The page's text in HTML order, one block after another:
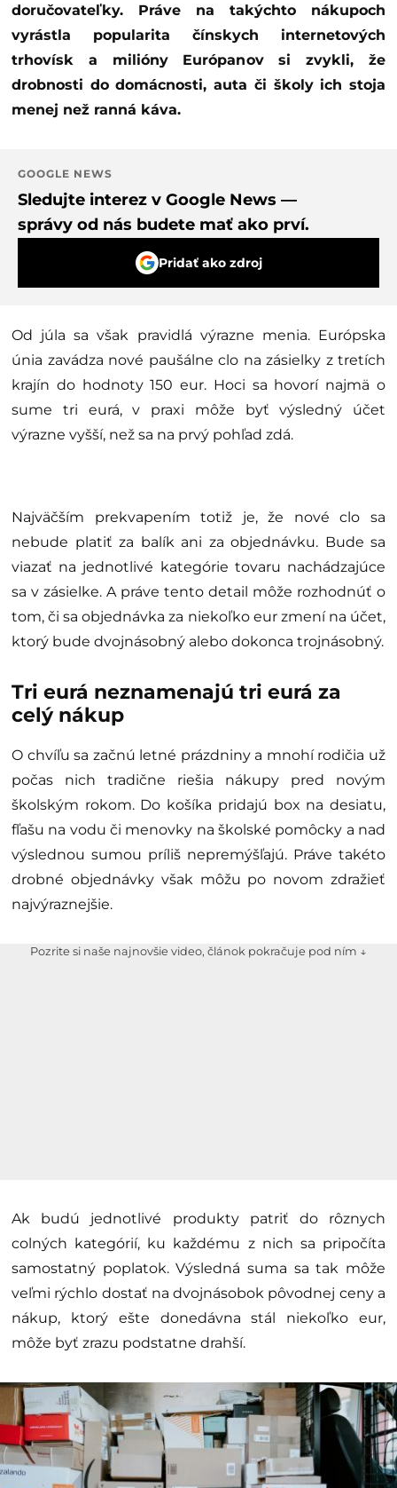
doručovateľky. Práve na takýchto nákupoch
vyrástla popularita čínskych internetových
trhovísk a milióny Európanov si zvykli, že
drobnosti do domácnosti, auta či školy ich stoja
menej než ranná káva.
GOOGLE NEWS
Sledujte interez v Google News —
správy od nás budete mať ako prví.
Pridať ako zdroj
Od júla sa však pravidlá výrazne menia. Európska
únia zavádza nové paušálne clo na zásielky z tretích
krajín do hodnoty 150 eur. Hoci sa hovorí najmä o
sume tri eurá, v praxi môže byť výsledný účet
výrazne vyšší, než sa na prvý pohľad zdá.
Najväčším prekvapením totiž je, že nové clo sa
nebude platiť za balík ani za objednávku. Bude sa
viazať na jednotlivé kategórie tovaru nachádzajúce
sa v zásielke. A práve tento detail môže rozhodnúť o
tom, či sa objednávka za niekoľko eur zmení na účet,
ktorý bude dvojnásobný alebo dokonca trojnásobný.
Tri eurá neznamenajú tri eurá za
celý nákup
O chvíľu sa začnú letné prázdniny a mnohí rodičia už
počas nich tradične riešia nákupy pred novým
školským rokom. Do košíka pridajú box na desiatu,
fľašu na vodu či menovky na školské pomôcky a nad
výslednou sumou príliš nepremýšľajú. Práve takéto
drobné objednávky však môžu po novom zdražieť
najvýraznejšie.
Pozrite si naše najnovšie video, článok pokračuje pod ním ↓
Ak budú jednotlivé produkty patriť do rôznych
colných kategórií, ku každému z nich sa pripočíta
samostatný poplatok. Výsledná suma sa tak môže
veľmi rýchlo dostať na dvojnásobok pôvodnej ceny a
nákup, ktorý ešte donedávna stál niekoľko eur,
môže byť zrazu podstatne drahší.